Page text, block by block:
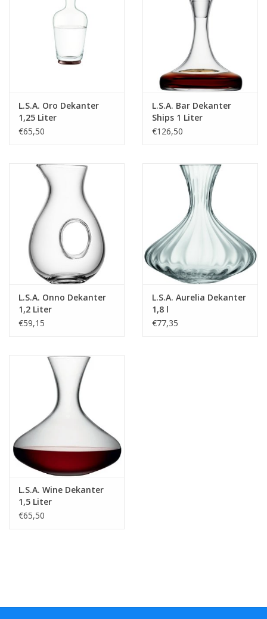
Fähigkeit, sowohl zeitlose, klassische Stücke als auch
hochmodische Accessoires zu entwerfen, beruht zum Teil auf
ihrer Liebe zu Alt und Neu. L.S.A. ist eine Inspiration für alle, die
sich für Design und die Schaffung einer stilvollen und attraktiven
Umgebung zum Leben und Essen interessieren. Das gilt auch für
die vielen professionellen Innenarchitekten und international
Gastgewerbes auswählen. Eine wunderbare Auswahl an
Produkten für jeden Stil.
BreiteMM: 260
DurchmesserMM: 260
HöheMM: 270
LängeMM: 260
L.S.A. Oro Dekanter
1,25 Liter
€65,50
L.S.A. Bar Dekanter
Ships 1 Liter
€126,50
L.S.A. Onno Dekanter
1,2 Liter
€59,15
L.S.A. Aurelia Dekanter
1,8 l
€77,35
L.S.A. Wine Dekanter
1,5 Liter
€65,50